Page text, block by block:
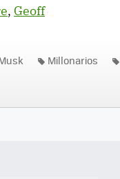
, Geoff
Millonarios